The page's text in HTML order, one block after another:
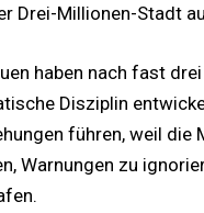
Drei-Millionen-Stadt
haben nach fast
Disziplin
führen, weil die
Warnungen zu